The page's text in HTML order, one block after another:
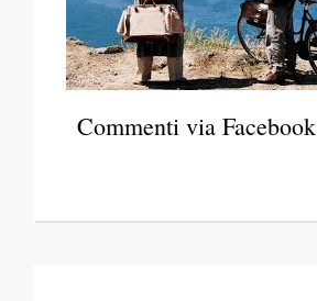
Commenti via Facebook